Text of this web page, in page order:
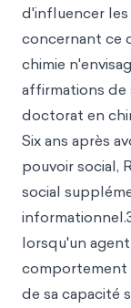
d'influencer les
concernant ce
chimie
affirmations de
doctorat en
Six ans après
pouvoir social,
social
lorsqu'un
comportement
de sa capacité